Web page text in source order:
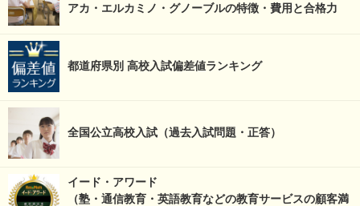
アカ・エルカミノ・グノーブルの特徴・費用と合格力
都道府県別 高校入試偏差値ランキング
全国公立高校入試（過去入試問題・正答）
イード・アワード
（塾・通信教育・英語教育などの教育サービスの顧客満